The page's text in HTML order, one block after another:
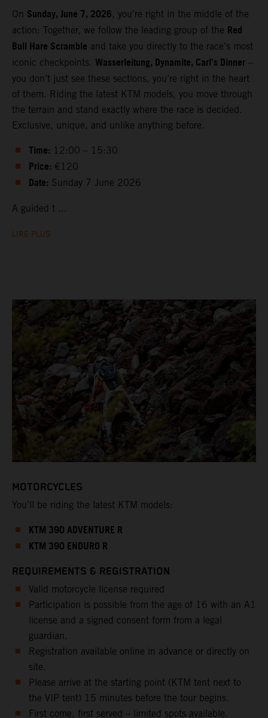
On Sunday, June 7, 2026, you’re right in the middle of the
action: Together, we follow the leading group of the Red
Bull Hare Scramble and take you directly to the race’s most
iconic checkpoints. Wasserleitung, Dynamite, Carl’s Dinner –
you don’t just see these sections, you’re right in the heart
of them. Riding the latest KTM models, you move through
the terrain and stand exactly where the race is decided.
Exclusive, unique, and unlike anything before.
Time: 12:00 – 15:30
Price: €120
Date: Sunday 7 June 2026
A guided t ...
LIRE PLUS
MOTORCYCLES
You’ll be riding the latest KTM models:
KTM 390 ADVENTURE R
KTM 390 ENDURO R
REQUIREMENTS & REGISTRATION
Valid motorcycle license required
Participation is possible from the age of 16 with an A1
license and a signed consent form from a legal
guardian.
Registration available online in advance or directly on
site.
Please arrive at the starting point (KTM tent next to
the VIP tent) 15 minutes before the tour begins.
First come, first served – limited spots available.